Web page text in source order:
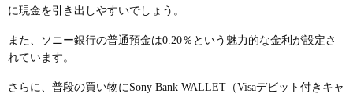
に現金を引き出しやすいでしょう。
また、ソニー銀行の普通預金は0.20％という魅力的な金利が設定さ
れています。
さらに、普段の買い物にSony Bank WALLET（Visaデビット付きキャ